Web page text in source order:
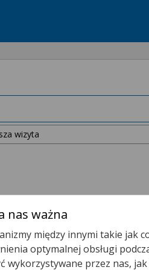
Poradnia
nas ważna
między innymi takie jak
optymalnej obsługi
wykorzystywane przez nas,